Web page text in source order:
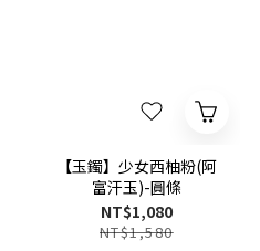
【玉鐲】少女西柚粉(阿
富汗玉)-圓條
NT$1,080
NT$1,580